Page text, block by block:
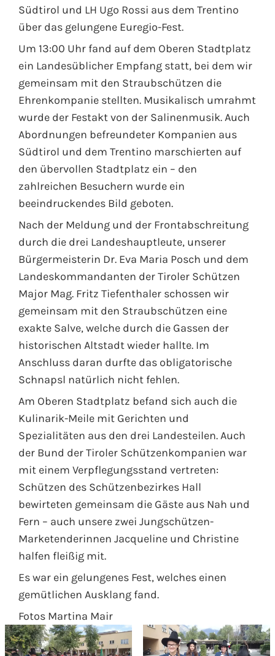
Südtirol und LH Ugo Rossi aus dem Trentino
über das gelungene Euregio-Fest.
Um 13:00 Uhr fand auf dem Oberen Stadtplatz
ein Landesüblicher Empfang statt, bei dem wir
gemeinsam mit den Straubschützen die
Ehrenkompanie stellten. Musikalisch umrahmt
wurde der Festakt von der Salinenmusik. Auch
Abordnungen befreundeter Kompanien aus
Südtirol und dem Trentino marschierten auf
den übervollen Stadtplatz ein – den
zahlreichen Besuchern wurde ein
beeindruckendes Bild geboten.
Nach der Meldung und der Frontabschreitung
durch die drei Landeshauptleute, unserer
Bürgermeisterin Dr. Eva Maria Posch und dem
Landeskommandanten der Tiroler Schützen
Major Mag. Fritz Tiefenthaler schossen wir
gemeinsam mit den Straubschützen eine
exakte Salve, welche durch die Gassen der
historischen Altstadt wieder hallte. Im
Anschluss daran durfte das obligatorische
Schnapsl natürlich nicht fehlen.
Am Oberen Stadtplatz befand sich auch die
Kulinarik-Meile mit Gerichten und
Spezialitäten aus den drei Landesteilen. Auch
der Bund der Tiroler Schützenkompanien war
mit einem Verpflegungsstand vertreten:
Schützen des Schützenbezirkes Hall
bewirteten gemeinsam die Gäste aus Nah und
Fern – auch unsere zwei Jungschützen-
Marketenderinnen Jacqueline und Christine
halfen fleißig mit.
Es war ein gelungenes Fest, welches einen
gemütlichen Ausklang fand.
Fotos Martina Mair